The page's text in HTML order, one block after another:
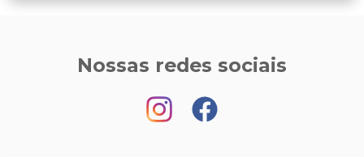
Nossas redes sociais